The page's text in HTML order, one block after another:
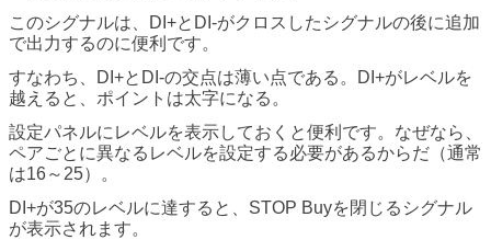
このシグナルは、DI+とDI-がクロスしたシグナルの後に追加
で出力するのに便利です。
すなわち、DI+とDI-の交点は薄い点である。DI+がレベルを
越えると、ポイントは太字になる。
設定パネルにレベルを表示しておくと便利です。なぜなら、
ペアごとに異なるレベルを設定する必要があるからだ（通常
は16～25）。
DI+が35のレベルに達すると、STOP Buyを閉じるシグナル
が表示されます。